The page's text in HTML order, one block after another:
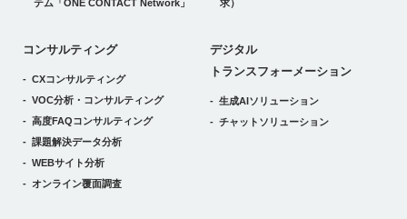
テム 「ONE CONTACT Network」
求）
コンサルティング
CXコンサルティング
VOC分析・コンサルティング
高度FAQコンサルティング
課題解決データ分析
WEBサイト分析
オンライン覆面調査
デジタルトランスフォーメーション
デジタル
トランスフォーメーション
生成AIソリューション
チャットソリューション